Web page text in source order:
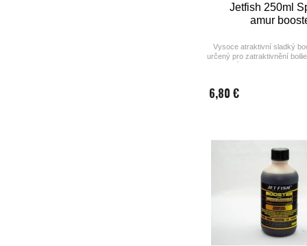
Jetfish 250ml
amur
Vysoce atraktivní sladký
určený pro zatraktivnění
6,80 €